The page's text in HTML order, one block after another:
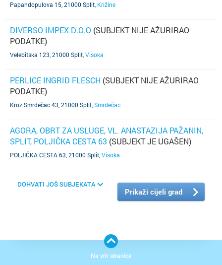
Papandopulova 15, 21000 Split Križine
DIVERSO IMPEX D.O.O (SUBJEKT NIJE AŽURIRAO
PODATKE)
Velebitska 123, 21000 Split Visoka
PERLICE INGRID FLESCH (SUBJEKT NIJE AŽURIRAO
PODATKE)
Kroz Smrdečac 43, 21000 Split Smrdečac
AGORA, OBRT ZA USLUGE, VL. ANASTAZIJA PAŽANIN,
SPLIT, POLJIČKA CESTA 63 (SUBJEKT JE UGAŠEN)
POLJIČKA CESTA 63, 21000 Split Visoka
DOHVATI JOŠ SUBJEKATA
Prikaži cijeli grad
Na vrh stranice